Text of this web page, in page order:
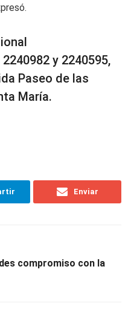
y 2240595,
Paseo de las
María.
Enviar
compromiso con la